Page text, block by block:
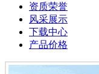
资质荣誉
风采展示
下载中心
产品价格